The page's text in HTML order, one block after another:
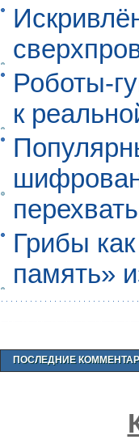
Роботы-
к
Грибы
память»
ПОСЛЕДНИЕ